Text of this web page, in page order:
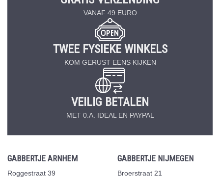
VANAF 49 EURO
TWEE FYSIEKE WINKELS
KOM GERUST EENS KIJKEN
VEILIG BETALEN
MET 0.A. IDEAL EN PAYPAL
GABBERTJE ARNHEM
Roggestraat 39
GABBERTJE NIJMEGEN
Broerstraat 21